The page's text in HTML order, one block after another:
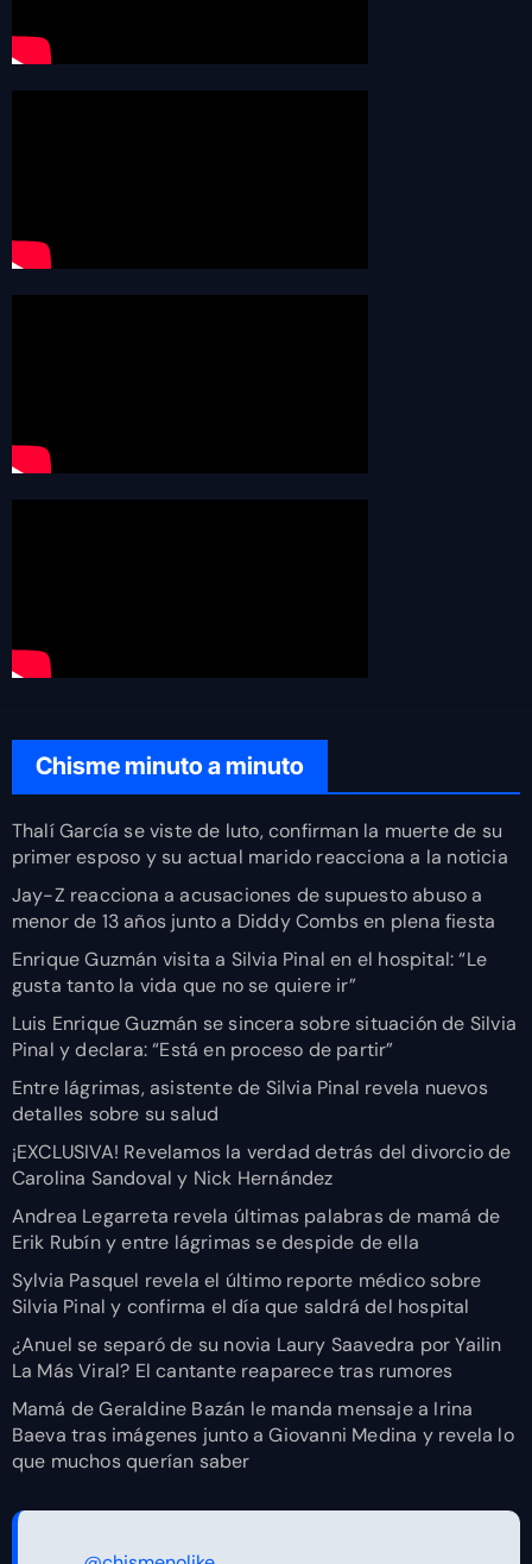
Chisme minuto a minuto
Thalí García se viste de luto, confirman la muerte de su
primer esposo y su actual marido reacciona a la noticia
Jay-Z reacciona a acusaciones de supuesto abuso a
menor de 13 años junto a Diddy Combs en plena fiesta
Enrique Guzmán visita a Silvia Pinal en el hospital: “Le
gusta tanto la vida que no se quiere ir”
Luis Enrique Guzmán se sincera sobre situación de Silvia
Pinal y declara: “Está en proceso de partir”
Entre lágrimas, asistente de Silvia Pinal revela nuevos
detalles sobre su salud
¡EXCLUSIVA! Revelamos la verdad detrás del divorcio de
Carolina Sandoval y Nick Hernández
Andrea Legarreta revela últimas palabras de mamá de
Erik Rubín y entre lágrimas se despide de ella
Sylvia Pasquel revela el último reporte médico sobre
Silvia Pinal y confirma el día que saldrá del hospital
¿Anuel se separó de su novia Laury Saavedra por Yailin
La Más Viral? El cantante reaparece tras rumores
Mamá de Geraldine Bazán le manda mensaje a Irina
Baeva tras imágenes junto a Giovanni Medina y revela lo
que muchos querían saber